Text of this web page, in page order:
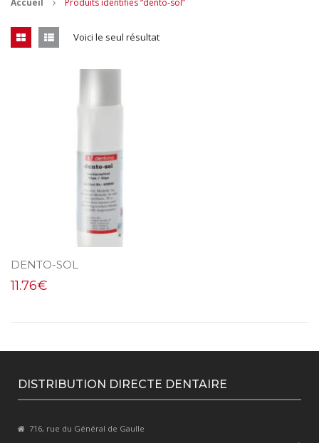
MES ACHATS
Mon compte
Accueil Produits identifiés “dento-sol”
Voici le seul résultat
DENTO-SOL
11.76€
DISTRIBUTION DIRECTE DENTAIRE
716, rue du Général de Gaulle